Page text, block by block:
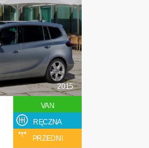
2015
VAN
RĘCZNA
PRZEDNI